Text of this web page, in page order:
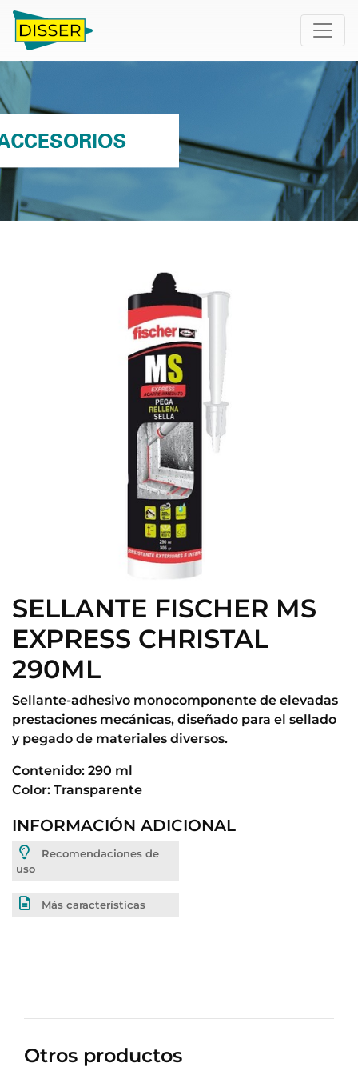
SELLANTE FISCHER MS
EXPRESS CHRISTAL
290ML
Sellante-adhesivo monocomponente de elevadas
prestaciones mecánicas, diseñado para el sellado
y pegado de materiales diversos.
Contenido: 290 ml
Color: Transparente
INFORMACIÓN ADICIONAL
Recomendaciones de
uso
Más características
Otros productos